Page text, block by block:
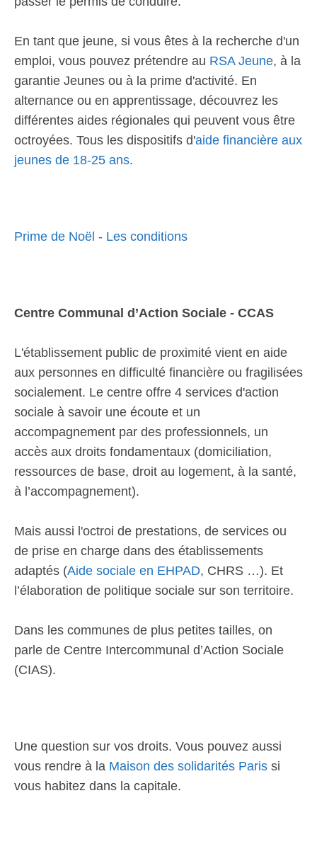
En tant que jeune, si vous êtes à la recherche d'un
emploi, vous pouvez prétendre au RSA Jeune, à la
garantie Jeunes ou à la prime d'activité. En
alternance ou en apprentissage, découvrez les
différentes aides régionales qui peuvent vous être
octroyées. Tous les dispositifs d'aide financière aux
jeunes de 18-25 ans.
Prime de Noël - Les conditions
Centre Communal d’Action Sociale - CCAS
L'établissement public de proximité vient en aide
aux personnes en difficulté financière ou fragilisées
socialement. Le centre offre 4 services d'action
sociale à savoir une écoute et un
accompagnement par des professionnels, un
accès aux droits fondamentaux (domiciliation,
ressources de base, droit au logement, à la santé,
à l’accompagnement).
Mais aussi l'octroi de prestations, de services ou
de prise en charge dans des établissements
adaptés (Aide sociale en EHPAD, CHRS …). Et
l’élaboration de politique sociale sur son territoire.
Dans les communes de plus petites tailles, on
parle de Centre Intercommunal d’Action Sociale
(CIAS).
Une question sur vos droits. Vous pouvez aussi
vous rendre à la Maison des solidarités Paris si
vous habitez dans la capitale.